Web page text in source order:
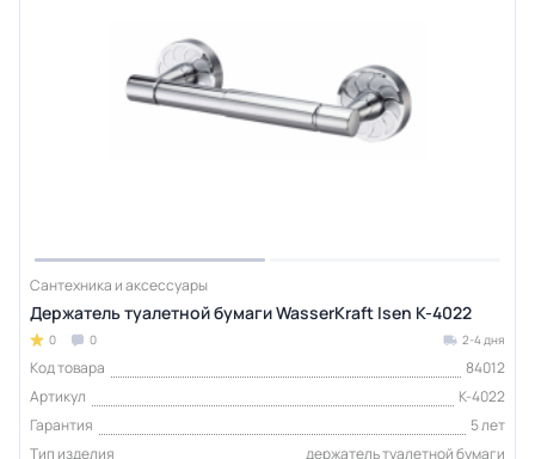
Сантехника и аксессуары
Держатель туалетной бумаги WasserKraft Isen K-4022
0 0 2-4 дня
Код товара
84012
Артикул
K-4022
Гарантия
5 лет
Тип изделия
держатель туалетной бумаги